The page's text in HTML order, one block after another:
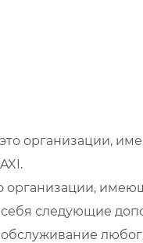
организации,
организации,
следующие